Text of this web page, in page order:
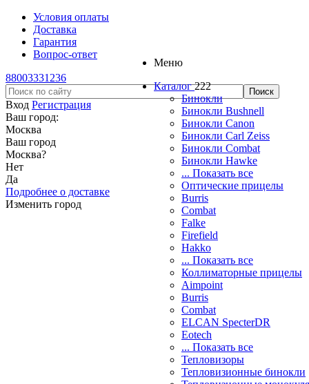
Условия оплаты
Доставка
Гарантия
Вопрос-ответ
88003331236
Вход Регистрация
Ваш город:
Москва
Ваш город
Москва?
Нет
Да
Подробнее о доставке
Изменить город
Меню
Каталог 222
Бинокли
Бинокли Bushnell
Бинокли Canon
Бинокли Carl Zeiss
Бинокли Combat
Бинокли Hawke
... Показать все
Оптические прицелы
Burris
Combat
Falke
Firefield
Hakko
... Показать все
Коллиматорные прицелы
Aimpoint
Burris
Combat
ELCAN SpecterDR
Eotech
... Показать все
Тепловизоры
Тепловизионные бинокли